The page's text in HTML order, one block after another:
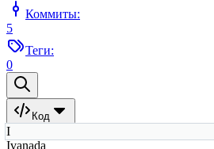
Коммиты:
5
Теги:
0
Код
I
Ivanada